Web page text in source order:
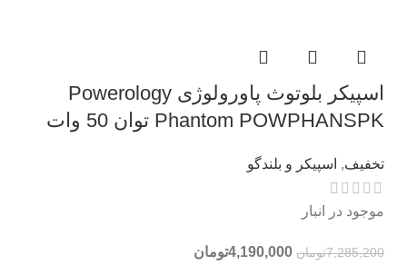
اسپیکر بلوتوث پاورولوژی Powerology
Phantom POWPHANSPK توان 50 وات
تخفیف, اسپیکر و بلندگو
موجود در انبار
7,285,200تومان 4,190,000تومان